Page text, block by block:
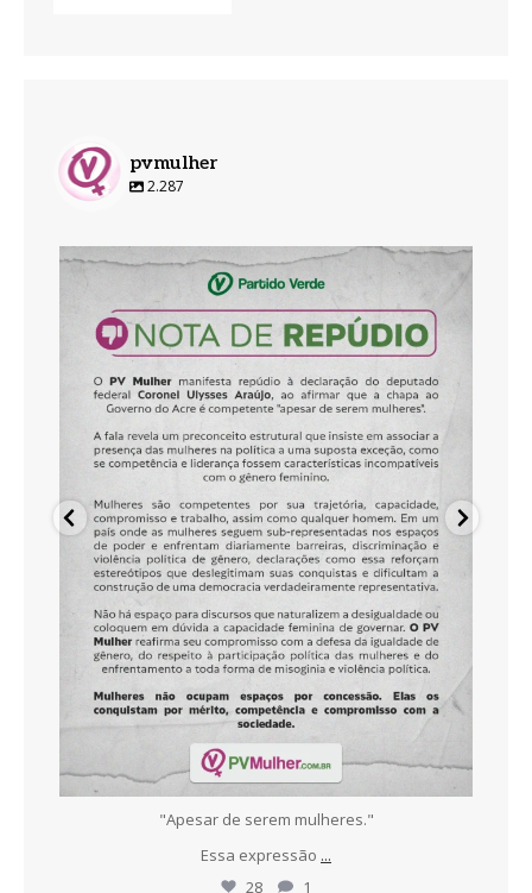
pvmulher
2.287
pvmulher
Ago 5
"Apesar de serem mulheres."
Essa expressão ...
28
1